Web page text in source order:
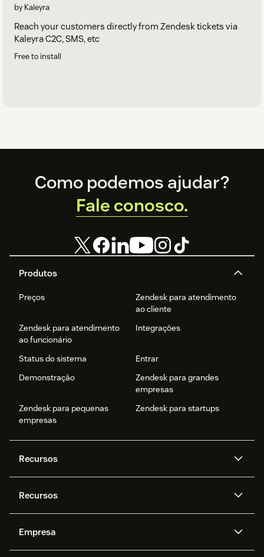
by Kaleyra
Reach your customers directly from Zendesk tickets via
Kaleyra C2C, SMS, etc
Free to install
Footer
Produtos
Preços
Zendesk para atendimento
ao cliente
Zendesk para atendimento
ao funcionário
Integrações
Status do sistema
Entrar
Demonstração
Zendesk para grandes
empresas
Zendesk para pequenas
empresas
Zendesk para startups
Recursos
Zendesk AI
Mensagens e chat em tempo
real
Privacidade e proteção de
Recursos
API e desenvolvedores
Empresa
Como podemos ajudar?
Fale conosco.